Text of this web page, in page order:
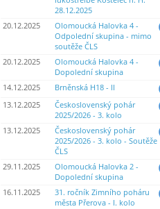
28.12.2025
20.12.2025
Olomoucká Halovka 4 -
Odpolední skupina - mimo
soutěže ČLS
20.12.2025
Olomoucká Halovka 4 -
Dopolední skupina
14.12.2025 Brněnská H18 - II
13.12.2025
Československý pohár
2025/2026 - 3. kolo
13.12.2025
Československý pohár
2025/2026 - 3. kolo - Soutěže
ČLS
29.11.2025
Olomoucká Halovka 2 -
Dopolední skupina
16.11.2025
31. ročník Zimního poháru
města Přerova - I. kolo